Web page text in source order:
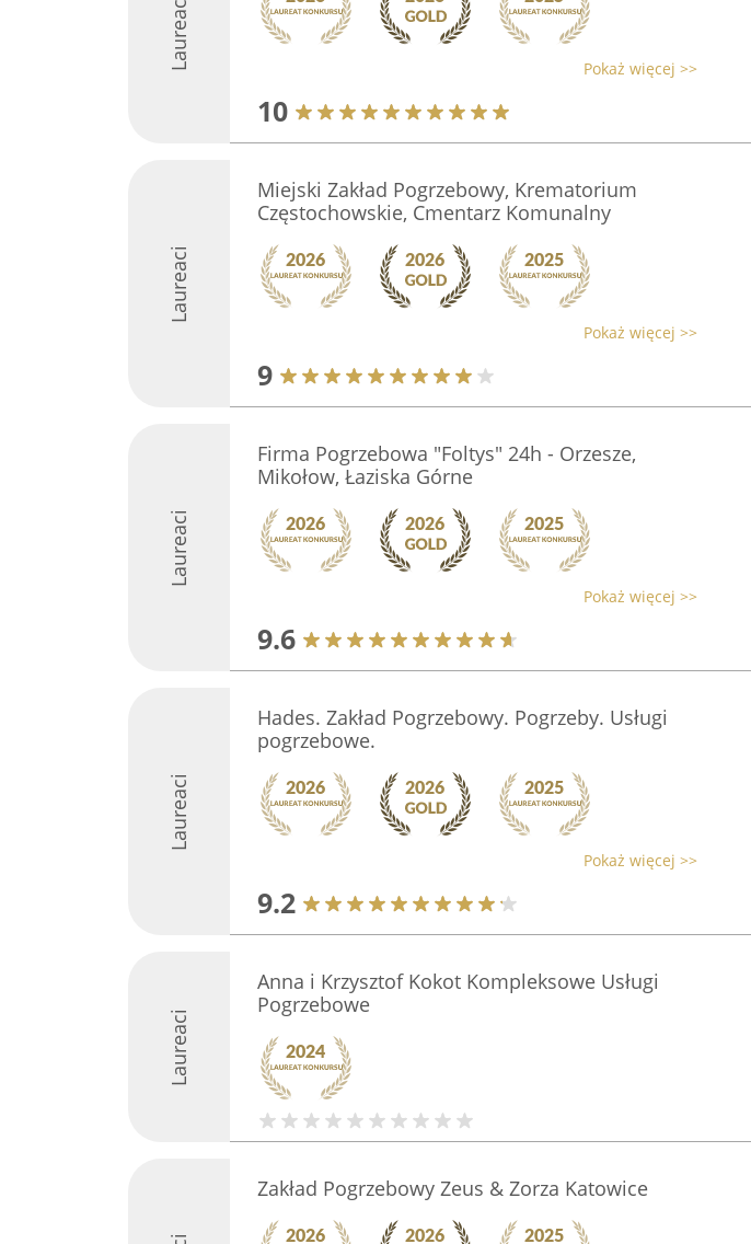
Laureaci Pokaż więcej >>
10
Laureaci
Miejski Zakład Pogrzebowy, Krematorium
Częstochowskie, Cmentarz Komunalny
Pokaż więcej >>
9
Laureaci
Firma Pogrzebowa "Foltys" 24h - Orzesze,
Mikołow, Łaziska Górne
Pokaż więcej >>
9.6
Laureaci
Hades. Zakład Pogrzebowy. Pogrzeby. Usługi
pogrzebowe.
Pokaż więcej >>
9.2
Laureaci
Anna i Krzysztof Kokot Kompleksowe Usługi
Pogrzebowe
Zakład Pogrzebowy Zeus & Zorza Katowice